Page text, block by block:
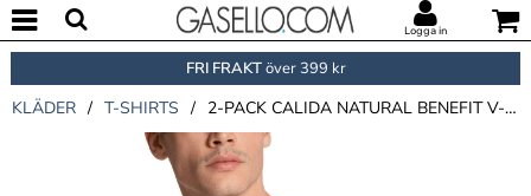
Logga in
FRI FRAKTöver 399 kr
KLÄDER / T-SHIRTS / 2-PACK CALIDA NATURAL BENEFIT V-SHIRT